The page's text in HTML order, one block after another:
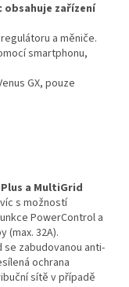
obsahuje zařízení
a měniče.
smartphonu,
GX, pouze
a MultiGrid
s možností
PowerControl a
(max. 32A).
zabudovanou anti-
ochrana
sítě v případě